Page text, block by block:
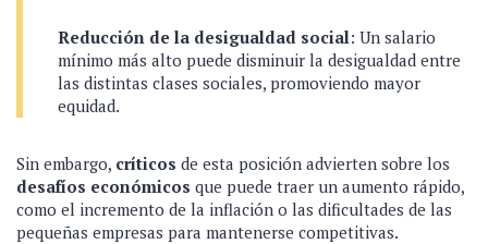
Reducción de la desigualdad social: Un salario
mínimo más alto puede disminuir la desigualdad entre
las distintas clases sociales, promoviendo mayor
equidad.
Sin embargo, críticos de esta posición advierten sobre los
desafíos económicos que puede traer un aumento rápido,
como el incremento de la inflación o las dificultades de las
pequeñas empresas para mantenerse competitivas.